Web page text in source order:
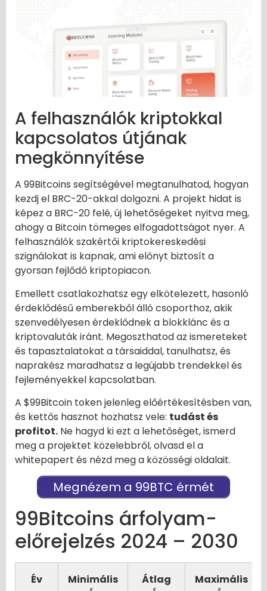
A felhasználók kriptokkal
kapcsolatos útjának
megkönnyítése
A 99Bitcoins segítségével megtanulhatod, hogyan
kezdj el BRC-20-akkal dolgozni. A projekt hidat is
képez a BRC-20 felé, új lehetőségeket nyitva meg,
ahogy a Bitcoin tömeges elfogadottságot nyer. A
felhasználók szakértői kriptokereskedési
szignálokat is kapnak, ami előnyt biztosít a
gyorsan fejlődő kriptopiacon.
Emellett csatlakozhatsz egy elkötelezett, hasonló
érdeklődésű emberekből álló csoporthoz, akik
szenvedélyesen érdeklődnek a blokklánc és a
kriptovaluták iránt. Megoszthatod az ismereteket
és tapasztalatokat a társaiddal, tanulhatsz, és
naprakész maradhatsz a legújabb trendekkel és
fejleményekkel kapcsolatban.
A $99Bitcoin token jelenleg előértékesítésben van,
és kettős hasznot hozhatsz vele: tudást és
profitot. Ne hagyd ki ezt a lehetőséget, ismerd
meg a projektet közelebbről, olvasd el a
whitepapert és nézd meg a közösségi oldalait.
Megnézem a 99BTC érmét
99Bitcoins árfolyam-
előrejelzés 2024 – 2030
Év
Minimális
Átlag
Maximális